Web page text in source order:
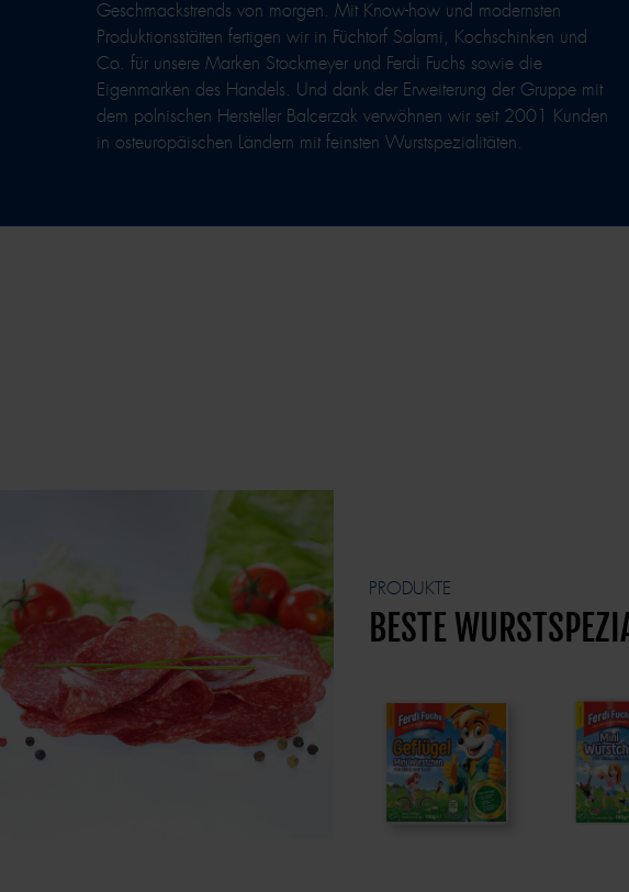
Geschmackstrends von morgen. Mit Know-how und modernsten
Produktionsstätten fertigen wir in Füchtorf Salami, Kochschinken und
Co. für unsere Marken Stockmeyer und Ferdi Fuchs sowie die
Eigenmarken des Handels. Und dank der Erweiterung der Gruppe mit
dem polnischen Hersteller Balcerzak verwöhnen wir seit 2001 Kunden
in osteuropäischen Ländern mit feinsten Wurstspezialitäten.
PRODUKTE
BESTE